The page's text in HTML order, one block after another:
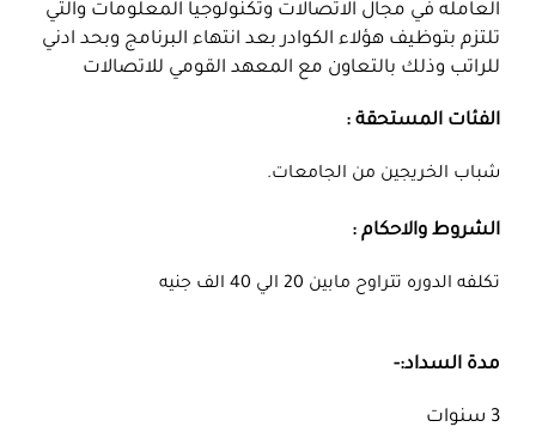
العامله في مجال الاتصالات وتكنولوجيا المعلومات والتي
تلتزم بتوظيف هؤلاء الكوادر بعد انتهاء البرنامج وبحد ادني
للراتب وذلك بالتعاون مع المعهد القومي للاتصالات
الفئات المستحقة :
شباب الخريجين من الجامعات.
الشروط والاحكام :
تكلفه الدوره تتراوح مابين 20 الي 40 الف جنيه
مدة السداد:-
3 سنوات